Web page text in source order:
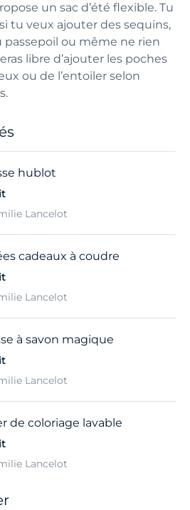
un sac d’été flexible. Tu
tu veux ajouter des sequins,
passepoil ou même ne rien
libre d’ajouter les poches
ou de l’entoiler selon
hublot
Lancelot
cadeaux à coudre
Lancelot
à savon magique
Lancelot
de coloriage lavable
Lancelot